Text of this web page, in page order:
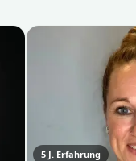
5 J. Erfahrung